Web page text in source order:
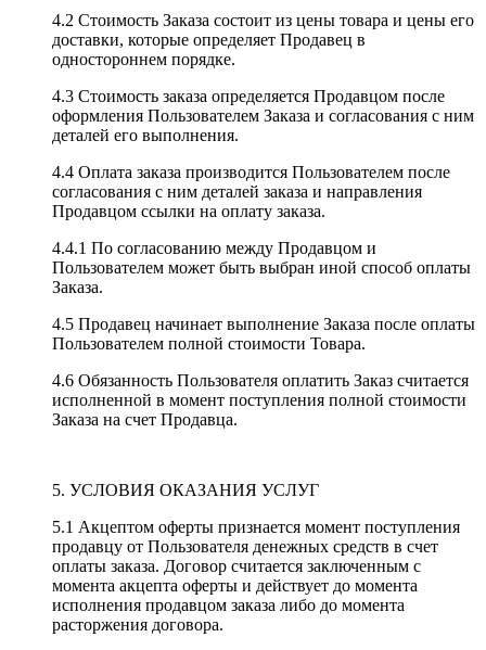
4.2 Стоимость Заказа состоит из цены товара и цены его
доставки, которые определяет Продавец в
одностороннем порядке.
4.3 Стоимость заказа определяется Продавцом после
оформления Пользователем Заказа и согласования с ним
деталей его выполнения.
4.4 Оплата заказа производится Пользователем после
согласования с ним деталей заказа и направления
Продавцом ссылки на оплату заказа.
4.4.1 По согласованию между Продавцом и
Пользователем может быть выбран иной способ оплаты
Заказа.
4.5 Продавец начинает выполнение Заказа после оплаты
Пользователем полной стоимости Товара.
4.6 Обязанность Пользователя оплатить Заказ считается
исполненной в момент поступления полной стоимости
Заказа на счет Продавца.
5. УСЛОВИЯ ОКАЗАНИЯ УСЛУГ
5.1 Акцептом оферты признается момент поступления
продавцу от Пользователя денежных средств в счет
оплаты заказа. Договор считается заключенным с
момента акцепта оферты и действует до момента
исполнения продавцом заказа либо до момента
расторжения договора.